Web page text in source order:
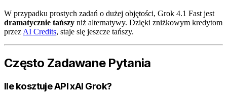
W przypadku prostych zadań o dużej objętości, Grok 4.1 Fast jest
dramatycznie tańszy niż alternatywy. Dzięki zniżkowym kredytom
przez AI Credits, staje się jeszcze tańszy.
Często Zadawane Pytania
Ile kosztuje API xAI Grok?